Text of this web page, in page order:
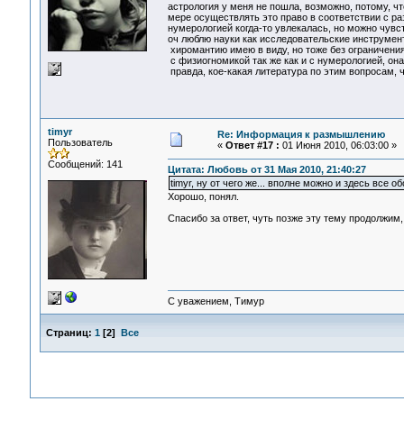
астрология у меня не пошла, возможно, потому,
мере осуществлять это право в соответствии с
нумерологией когда-то увлекалась, но можно
оч люблю науки как исследовательские
хиромантию имею в виду, но тоже без
с физиогномикой так же как и с нумерологией,
правда, кое-какая литература по этим вопросам,
timyr
Пользователь
Сообщений: 141
Re: Информация к размышлению
« Ответ #17 : 01 Июня 2010, 06:03:00 »
Цитата: Любовь от 31 Мая 2010, 21:40:27
timyr, ну от чего же... вполне можно и здесь все
Хорошо, понял.
Спасибо за ответ, чуть позже эту тему
С уважением, Тимур
Страниц: 1 [2] Все